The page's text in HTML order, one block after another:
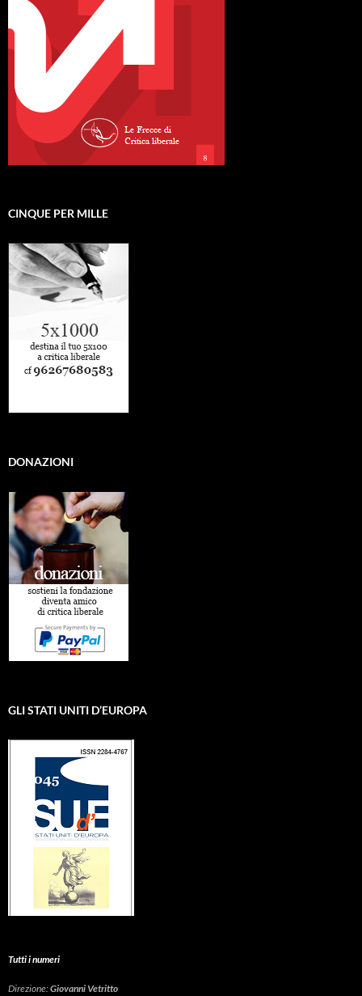
CINQUE PER MILLE
DONAZIONI
GLI STATI UNITI D’EUROPA
Tutti i numeri
Direzione:Giovanni Vetritto